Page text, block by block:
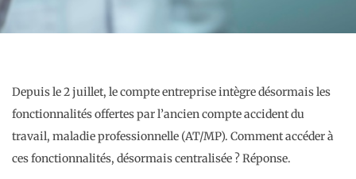
Depuis le 2 juillet, le compte entreprise intègre désormais les
fonctionnalités offertes par l’ancien compte accident du
travail, maladie professionnelle (AT/MP). Comment accéder à
ces fonctionnalités, désormais centralisée ? Réponse.